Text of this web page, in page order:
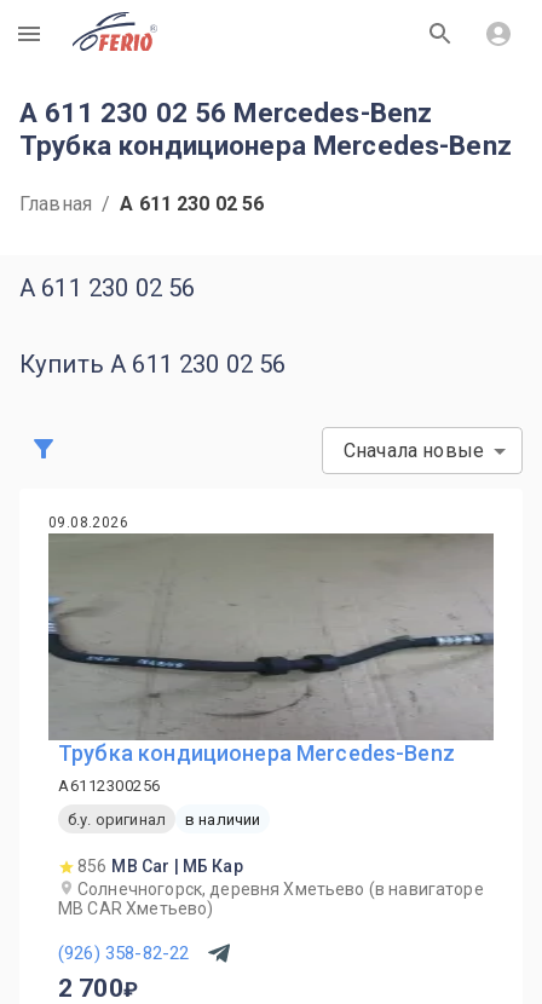
R
A 611 230 02 56 Mercedes-Benz
Трубка кондиционера Mercedes-Benz
Главная / A 611 230 02 56
A 611 230 02 56
Купить A 611 230 02 56
Сначала новые
09.08.2026
Трубка кондиционера Mercedes-Benz
A6112300256
б.у. оригинал
в наличии
856 MB Car | МБ Кар
Солнечногорск, деревня Хметьево (в навигаторе
MB CAR Хметьево)
(926) 358-82-22
2 700